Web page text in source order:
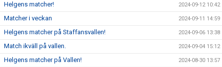
Helgens matcher! 2024-09-12 10:42
Matcher i veckan 2024-09-11 14:59
Helgens matcher på Staffansvallen! 2024-09-06 13:38
Match ikväll på vallen. 2024-09-04 15:12
Helgens matcher på Vallen! 2024-08-30 13:57